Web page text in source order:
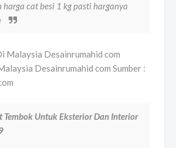
cat besi 1 kg pasti harganya
Desainrumahid com Sumber :
Tembok Untuk Eksterior Dan Interior